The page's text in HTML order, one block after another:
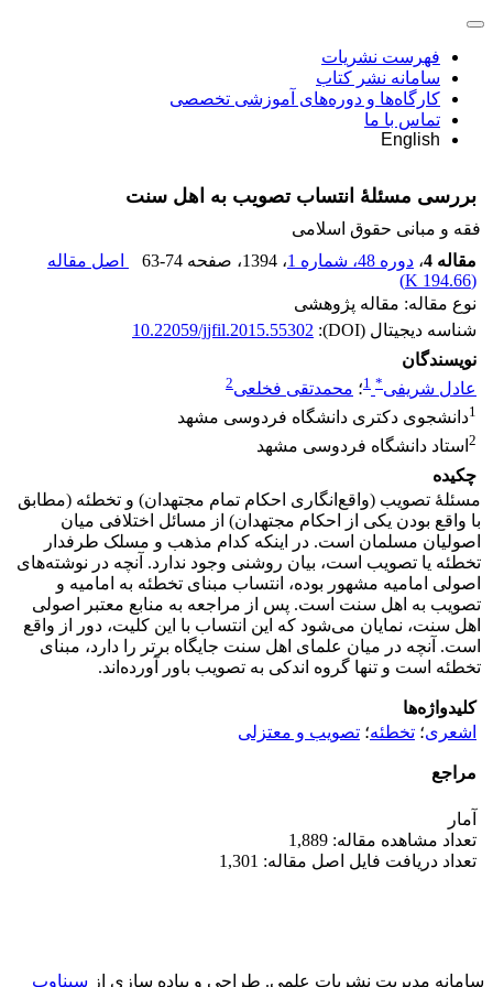
فهرست نشریات
سامانه نشر کتاب
کارگاه‌ها و دوره‌های آموزشی تخصصی
تماس با ما
English
بررسی مسئلۀ انتساب تصویب به اهل سنت
فقه و مبانی حقوق اسلامی
مقاله 4
، دوره 48، شماره 1 ، 1394 ، صفحه 63-74
اصل مقاله
(
194.66 K
)
نوع مقاله: مقاله پژوهشی
شناسه دیجیتال (DOI):
10.22059/jjfil.2015.55302
نویسندگان
عادل شریفی*
1؛ محمدتقی فخلعی2
1دانشجوی دکتری دانشگاه فردوسی مشهد
2 استاد دانشگاه فردوسی مشهد
چکیده
مسئلۀ تصویب (واقع‌انگاری احکام تمام مجتهدان) و تخطئه (مطابق
با واقع بودن یکی از احکام مجتهدان) از مسائل اختلافی میان
اصولیان مسلمان است. در اینکه کدام مذهب و مسلک طرفدار
تخطئه یا تصویب است، بیان روشنی وجود ندارد. آنچه در نوشته‌های
اصولی امامیه مشهور بوده، انتساب مبنای تخطئه به امامیه و
تصویب به اهل سنت است. پس از مراجعه به منابع معتبر اصولی
اهل سنت، نمایان می‌شود که این انتساب با این کلیت، دور از واقع
است. آنچه در میان علمای اهل سنت جایگاه برتر را دارد، مبنای
تخطئه است و تنها گروه اندکی به تصویب باور آورده‌اند.
کلیدواژه‌ها
اشعری؛ تخطئه؛ تصویب و معتزلی
مراجع
آمار
تعداد مشاهده مقاله: 1,889
تعداد دریافت فایل اصل مقاله: 1,301
سامانه مدیریت نشریات علمی. طراحی و پیاده سازی از سیناوب